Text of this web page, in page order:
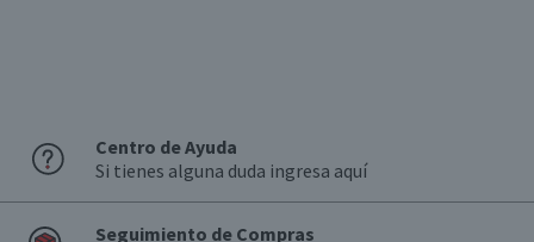
Centro de Ayuda
Si tienes alguna duda ingresa aquí
Seguimiento de Compras